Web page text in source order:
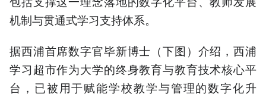
机制与贯通式学习支持体系。
据西浦首席数字官毕新博士（下图）介绍，西浦
学习超市作为大学的终身教育与教育技术核心平
台，已被用于赋能学校教学与管理的数字化升